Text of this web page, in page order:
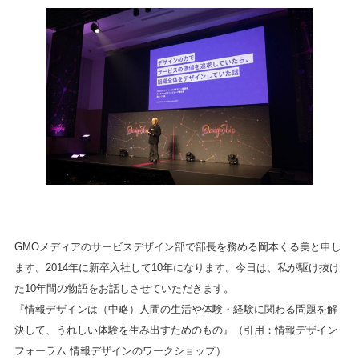
GMOメディアのサービスデザイン部で部長を務める岡本くる美と申し
ます。2014年に新卒入社して10年になります。今日は、私が駆け抜け
た10年間の物語をお話しさせていただきます。
『情報デザインは（中略）人間の生活や体験・経験に関わる問題を解
決して、うれしい体験を生み出すためのもの』（引用：情報デザイン
フォーラム 情報デザインのワークショップ）